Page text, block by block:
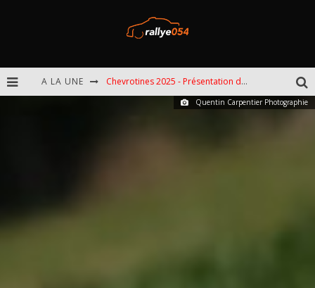
A LA UNE Chevrotines 2025 - Présentation de l'épreuve
EBR 2025 - Présentation de l'épreuve
Quentin Carpentier Photographie